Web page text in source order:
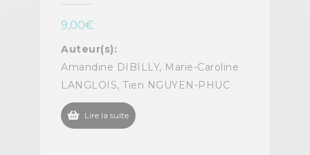
9,00€
Auteur(s):
Amandine DIBILLY, Marie-Caroline
LANGLOIS, Tien NGUYEN-PHUC
Lire la suite